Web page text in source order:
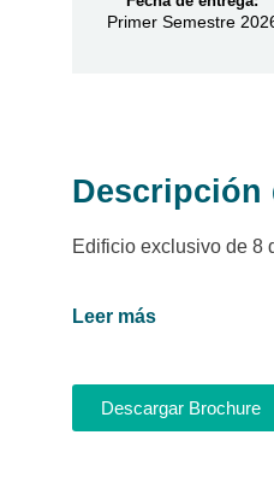
Primer Semestre
Edificio exclusivo de 8
Leer más
Descargar Brochure